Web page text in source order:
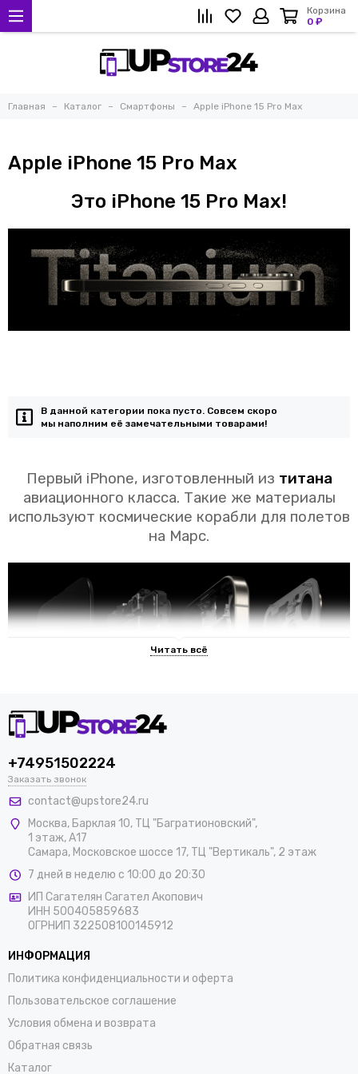
Корзина
0 ₽
Главная Каталог Смартфоны Apple iPhone 15 Pro Max
Apple iPhone 15 Pro Max
Это iPhone 15 Pro Max!
В данной категории пока пусто. Совсем скоро
мы наполним её замечательными товарами!
Первый iPhone, изготовленный из титана
авиационного класса. Такие же материалы
используют космические корабли для полетов
на Марс.
Apple пересобрали корпус нового iPhone!
Новые линии исамые тонкие рамки
когда-либо существовали, делают его еще
выводит графику на
+74951502224
Заказать звонок
contact@upstore24.ru
Москва, Барклая 10, ТЦ "Багратионовский",
1 этаж, А17
Самара, Московское шоссе 17, ТЦ "Вертикаль", 2 этаж
7 дней в неделю с 10:00 до 20:30
ИП Сагателян Сагател Акопович
ИНН 500405859683
ОГРНИП 322508100145912
ИНФОРМАЦИЯ
Политика конфиденциальности и оферта
Пользовательское соглашение
Условия обмена и возврата
Обратная связь
Каталог